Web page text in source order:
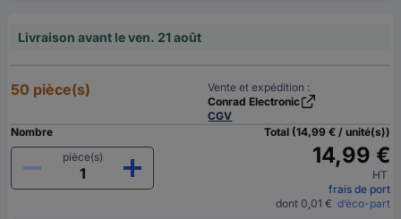
Livraison avant le ven. 21 août
50 pièce(s)
Vente et expédition :
Conrad Electronic
CGV
Nombre
pièce(s)
Total (14,99 € / unité(s))
14,99 €
HT
frais de port
dont 0,01 € d’éco-part